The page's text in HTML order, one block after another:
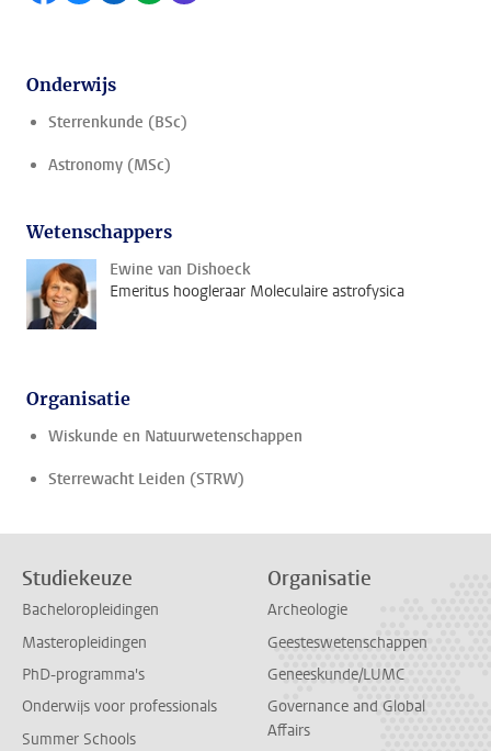
Onderwijs
Sterrenkunde (BSc)
Astronomy (MSc)
Wetenschappers
Ewine van Dishoeck
Emeritus hoogleraar Moleculaire astrofysica
Organisatie
Wiskunde en Natuurwetenschappen
Sterrewacht Leiden (STRW)
Studiekeuze
Bacheloropleidingen
Masteropleidingen
PhD-programma's
Onderwijs voor professionals
Summer Schools
Organisatie
Archeologie
Geesteswetenschappen
Geneeskunde/LUMC
Governance and Global
Affairs